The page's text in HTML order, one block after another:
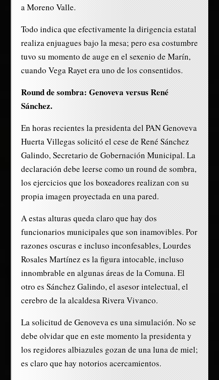
a Moreno Valle.
Todo indica que efectivamente la dirigencia estatal
realiza enjuagues bajo la mesa; pero esa costumbre
tuvo su momento de auge en el sexenio de Marín,
cuando Vega Rayet era uno de los consentidos.
Round de sombra: Genoveva versus René
Sánchez.
En horas recientes la presidenta del PAN Genoveva
Huerta Villegas solicitó el cese de René Sánchez
Galindo, Secretario de Gobernación Municipal. La
declaración debe leerse como un round de sombra,
los ejercicios que los boxeadores realizan con su
propia imagen proyectada en una pared.
A estas alturas queda claro que hay dos
funcionarios municipales que son inamovibles. Por
razones oscuras e incluso inconfesables, Lourdes
Rosales Martínez es la figura intocable, incluso
innombrable en algunas áreas de la Comuna. El
otro es Sánchez Galindo, el asesor intelectual, el
cerebro de la alcaldesa Rivera Vivanco.
La solicitud de Genoveva es una simulación. No se
debe olvidar que en este momento la presidenta y
los regidores albiazules gozan de una luna de miel;
es claro que hay notorios acercamientos.